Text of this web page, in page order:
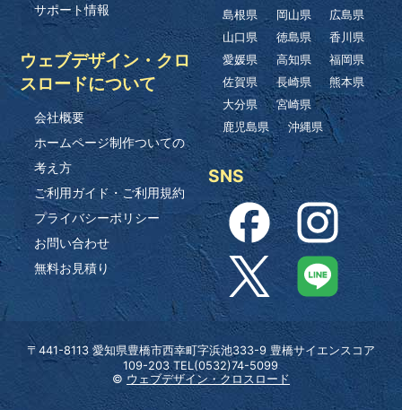
サポート情報
ウェブデザイン・クロ
スロードについて
会社概要
ホームページ制作ついての
考え方
ご利用ガイド・ご利用規約
プライバシーポリシー
お問い合わせ
無料お見積り
島根県
岡山県
広島県
山口県
徳島県
香川県
愛媛県
高知県
福岡県
佐賀県
長崎県
熊本県
大分県
宮崎県
鹿児島県
沖縄県
SNS
〒441-8113 愛知県豊橋市西幸町字浜池333-9 豊橋サイエンスコア
109-203 TEL(0532)74-5099
© ウェブデザイン・クロスロード